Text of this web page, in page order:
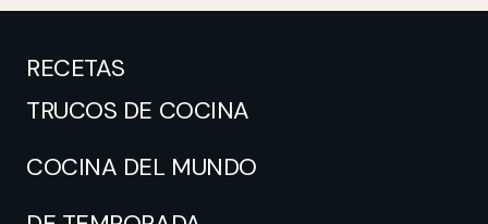
RECETAS
TRUCOS DE COCINA
COCINA DEL MUNDO